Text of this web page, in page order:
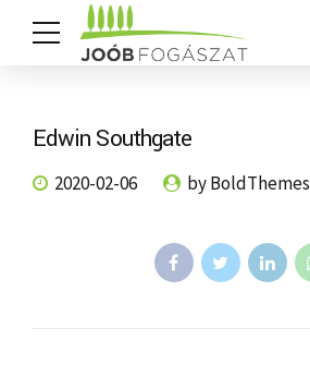
Edwin Southgate
2020-02-06 by BoldThemes